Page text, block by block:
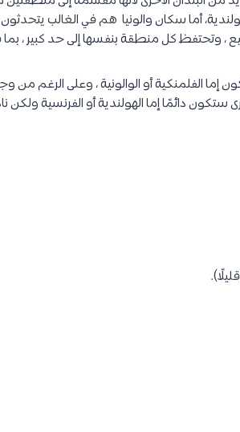
أما سكان والونيا هم في الغالب يتحدثون
، وتحتفظ كل منطقة بنفسها إلى حد كبير ،
الفلمنكية أو الوالونية ، وعلى الرغم من
ستكون دائمًا إما الهولندية أو الفرنسية ولكن